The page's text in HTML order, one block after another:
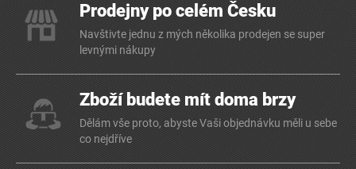
Prodejny po celém Česku
Navštivte jednu z mých několika prodejen se super
levnými nákupy
Zboží budete mít doma brzy
Dělám vše proto, abyste Vaši objednávku měli u sebe
co nejdříve